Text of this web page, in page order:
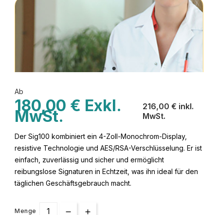
Ab
180,00 € Exkl.
MwSt.
216,00 € inkl.
MwSt.
Der Sig100 kombiniert ein 4-Zoll-Monochrom-Display,
resistive Technologie und AES/RSA-Verschlüsselung. Er ist
einfach, zuverlässig und sicher und ermöglicht
reibungslose Signaturen in Echtzeit, was ihn ideal für den
täglichen Geschäftsgebrauch macht.
Menge